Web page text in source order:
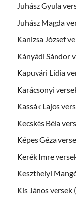
Juhász Gyula
Juhász Magda
Kanizsa József
Kányádi Sándor
Kapuvári Lídia
Karácsonyi
Kassák Lajos
Kecskés Béla
Képes Géza
Kerék Imre
Keszthelyi
Kis János versek